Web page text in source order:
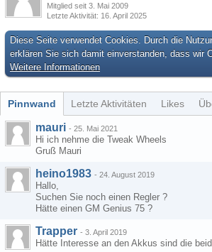
Mitglied seit 3. Mai 2009
Letzte Aktivität 16. April 2025
Diese Seite verwendet Cookies. Durch die
erklären Sie sich damit einverstanden, dass wir
Weitere Informationen
Pinnwand Letzte Aktivitäten Likes
mauri - 25. Mai 2021
Hi ich nehme die Tweak Wheels
Gruß Mauri
heino1983 - 24. August 2019
Hallo,
Suchen Sie noch einen Regler ?
Hätte einen GM Genius 75 ?
Trapper - 3. April 2019
Hätte Interesse an den Akkus sind die